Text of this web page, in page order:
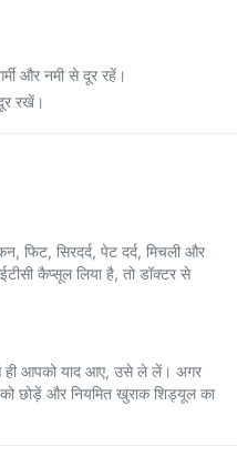
और नमी से दूर रहें।
रखें।
फिट, सिरदर्द, पेट दर्द, मिचली और
कैप्सूल लिया है, तो डॉक्टर से
आपको याद आए, उसे ले लें। अगर
छोड़ें और नियमित खुराक शिड्यूल का